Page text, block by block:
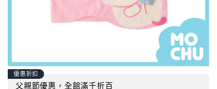
優惠折扣
父親節優惠，全館滿千折百